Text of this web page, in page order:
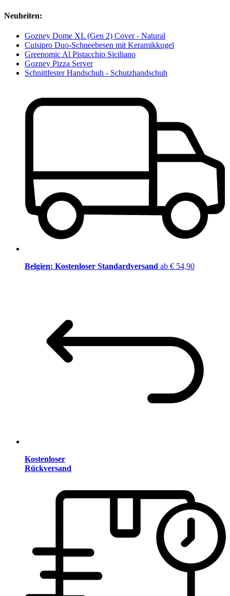
Neuheiten:
Gozney Dome XL (Gen 2) Cover - Natural
Cuisipro Duo-Schneebesen mit Keramikkugel
Greenomic Al Pistacchio Siciliano
Gozney Pizza Server
Schnittfester Handschuh - Schutzhandschuh
Belgien: Kostenloser Standardversand ab € 54,90
Kostenloser
Rückversand